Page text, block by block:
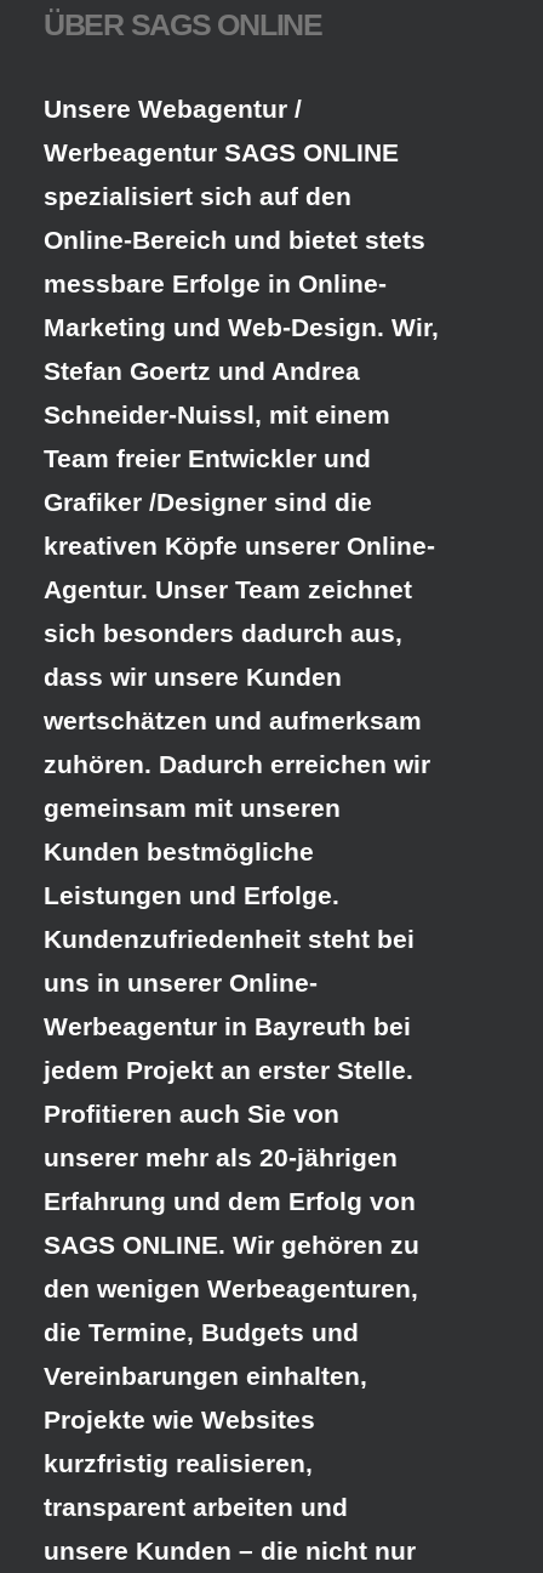
ÜBER SAGS ONLINE
Unsere Webagentur /
Werbeagentur SAGS ONLINE
spezialisiert sich auf den
Online-Bereich und bietet stets
messbare Erfolge in Online-
Marketing und Web-Design. Wir,
Stefan Goertz und Andrea
Schneider-Nuissl, mit einem
Team freier Entwickler und
Grafiker /Designer sind die
kreativen Köpfe unserer Online-
Agentur. Unser Team zeichnet
sich besonders dadurch aus,
dass wir unsere Kunden
wertschätzen und aufmerksam
zuhören. Dadurch erreichen wir
gemeinsam mit unseren
Kunden bestmögliche
Leistungen und Erfolge.
Kundenzufriedenheit steht bei
uns in unserer Online-
Werbeagentur in Bayreuth bei
jedem Projekt an erster Stelle.
Profitieren auch Sie von
unserer mehr als 20-jährigen
Erfahrung und dem Erfolg von
SAGS ONLINE. Wir gehören zu
den wenigen Werbeagenturen,
die Termine, Budgets und
Vereinbarungen einhalten,
Projekte wie Websites
kurzfristig realisieren,
transparent arbeiten und
unsere Kunden – die nicht nur